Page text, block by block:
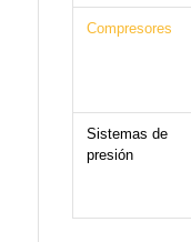
Compresores
Sistemas de
presión